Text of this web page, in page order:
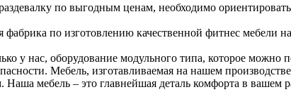
по выгодным ценам, необходимо
по изготовлению качественной фитнес мебели
у нас, оборудование модульного типа, которое
Мебель, изготавливаемая на нашем
Наша мебель – это главнейшая деталь комфорта в